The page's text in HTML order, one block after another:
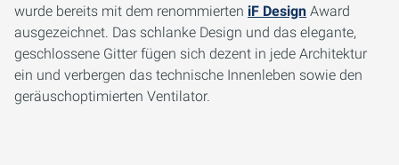
wurde bereits mit dem renommierten iF Design Award
ausgezeichnet. Das schlanke Design und das elegante,
geschlossene Gitter fügen sich dezent in jede Architektur
ein und verbergen das technische Innenleben sowie den
geräuschoptimierten Ventilator.